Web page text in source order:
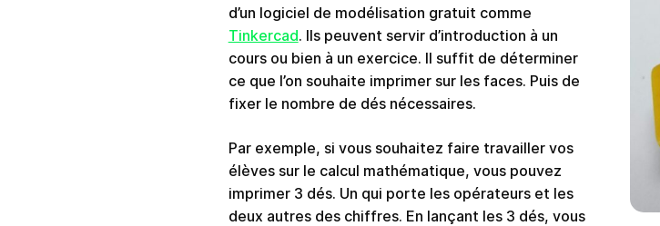
d’un logiciel de modélisation gratuit comme
Tinkercad. Ils peuvent servir d’introduction à un
cours ou bien à un exercice. Il suffit de déterminer
ce que l’on souhaite imprimer sur les faces. Puis de
fixer le nombre de dés nécessaires.
Par exemple, si vous souhaitez faire travailler vos
élèves sur le calcul mathématique, vous pouvez
imprimer 3 dés. Un qui porte les opérateurs et les
deux autres des chiffres. En lançant les 3 dés, vous